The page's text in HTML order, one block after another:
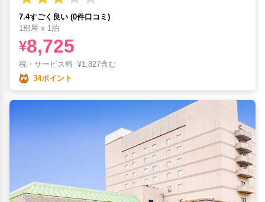
7.4すごく良い (0件口コミ)
1部屋 x 1泊
¥8,725
税・サービス料 ¥1,827含む
34ポイント